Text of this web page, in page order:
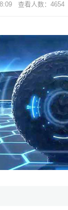
查看人数： 4654